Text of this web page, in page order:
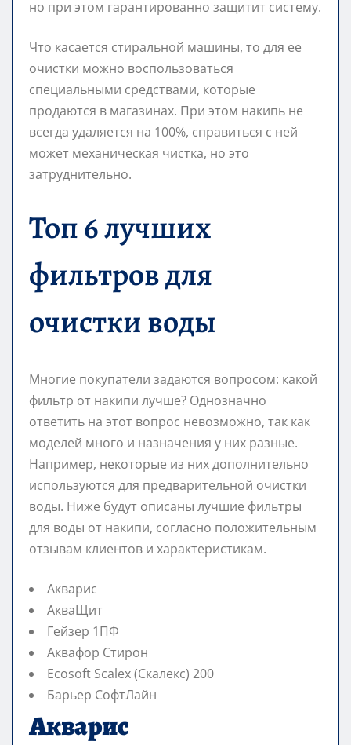
но при этом гарантированно защитит систему.
Что касается стиральной машины, то для ее
очистки можно воспользоваться
специальными средствами, которые
продаются в магазинах. При этом накипь не
всегда удаляется на 100%, справиться с ней
может механическая чистка, но это
затруднительно.
Топ 6 лучших
фильтров для
очистки воды
Многие покупатели задаются вопросом: какой
фильтр от накипи лучше? Однозначно
ответить на этот вопрос невозможно, так как
моделей много и назначения у них разные.
Например, некоторые из них дополнительно
используются для предварительной очистки
воды. Ниже будут описаны лучшие фильтры
для воды от накипи, согласно положительным
отзывам клиентов и характеристикам.
Акварис
АкваЩит
Гейзер 1ПФ
Аквафор Стирон
Ecosoft Scalex (Скалекс) 200
Барьер СофтЛайн
Акварис